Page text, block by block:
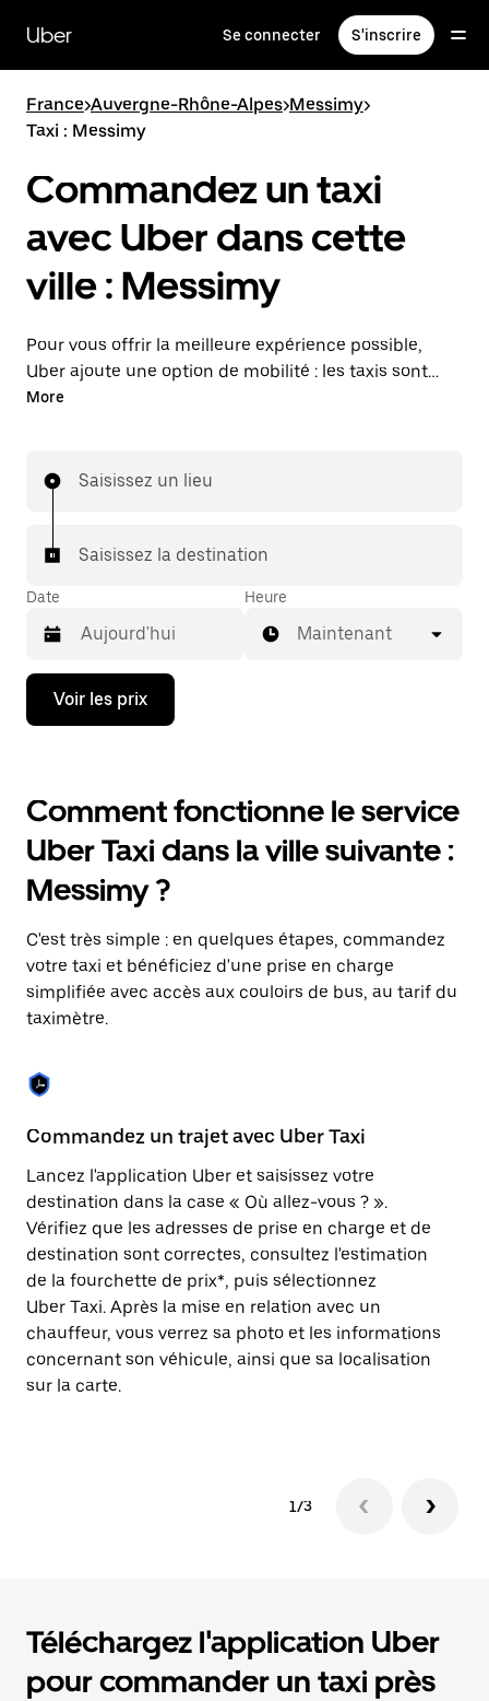
contenu
principal
Uber Se connecter S'inscrire
France>Auvergne-Rhône-Alpes>Messimy>
Taxi : Messimy
Commandez un taxi
avec Uber dans cette
ville : Messimy
Pour vous offrir la meilleure expérience possible,
Uber ajoute une option de mobilité : les taxis sont
maintenant disponibles dans l'application. Uber Taxi :
More
Saisissez un lieu
Saisissez la destination
Date
Appuyez
la
bas
pour
ouvrir
le
calendrier
et
une
date.
Appuyez
sur
la
pour
fermer
calendrier.
Heure
Maintenant
Voir les prix
Comment fonctionne le service
Uber Taxi dans la ville suivante :
Messimy ?
C'est très simple : en quelques étapes, commandez
votre taxi et bénéficiez d'une prise en charge
simplifiée avec accès aux couloirs de bus, au tarif du
taximètre.
Commandez un trajet avec Uber Taxi
Lancez l'application Uber et saisissez votre
destination dans la case « Où allez-vous ? ».
Vérifiez que les adresses de prise en charge et de
destination sont correctes, consultez l'estimation
de la fourchette de prix*, puis sélectionnez
Uber Taxi. Après la mise en relation avec un
chauffeur, vous verrez sa photo et les informations
concernant son véhicule, ainsi que sa localisation
sur la carte.
1/3
Téléchargez l'application Uber
pour commander un taxi près